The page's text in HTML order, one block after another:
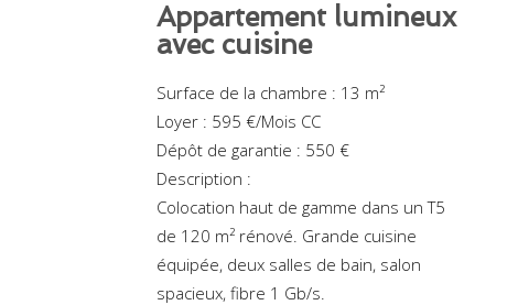
Appartement lumineux
avec cuisine
Surface de la chambre : 13 m²
Loyer : 595 €/Mois CC
Dépôt de garantie : 550 €
Description :
Colocation haut de gamme dans un T5
de 120 m² rénové. Grande cuisine
équipée, deux salles de bain, salon
spacieux, fibre 1 Gb/s.